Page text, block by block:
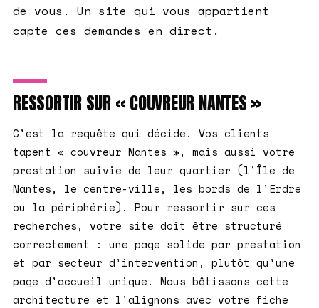
de vous. Un site qui vous appartient
capte ces demandes en direct.
RESSORTIR SUR « COUVREUR NANTES »
C'est la requête qui décide. Vos clients
tapent « couvreur Nantes », mais aussi votre
prestation suivie de leur quartier (l'Île de
Nantes, le centre-ville, les bords de l'Erdre
ou la périphérie). Pour ressortir sur ces
recherches, votre site doit être structuré
correctement : une page solide par prestation
et par secteur d'intervention, plutôt qu'une
page d'accueil unique. Nous bâtissons cette
architecture et l'alignons avec votre fiche